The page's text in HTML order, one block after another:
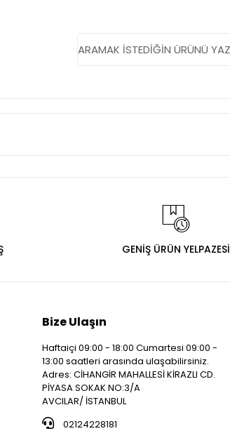
GENİŞ ÜRÜN YELPAZESİ
Bize Ulaşın
Haftaiçi 09:00 - 18:00 Cumartesi 09:00 -
13:00 saatleri arasında ulaşabilirsiniz.
Adres: CİHANGİR MAHALLESİ KİRAZLI CD.
PİYASA SOKAK NO:3/A
AVCILAR/ İSTANBUL
02124228181